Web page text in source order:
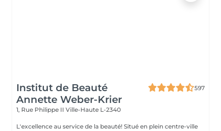
Institut de Beauté
Annette Weber-Krier
597
1, Rue Philippe II Ville-Haute L-2340
L'excellence au service de la beauté! Situé en plein centre-ville